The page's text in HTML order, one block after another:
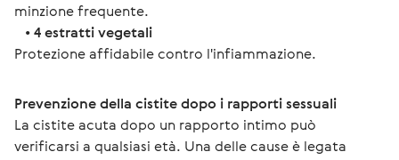
minzione frequente.
• 4 estratti vegetali
Protezione affidabile contro l'infiammazione.
Prevenzione della cistite dopo i rapporti sessuali
La cistite acuta dopo un rapporto intimo può
verificarsi a qualsiasi età. Una delle cause è legata